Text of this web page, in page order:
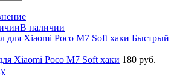
В наличии
Быстрый
Xiaomi Poco M7 Soft хаки 180 руб.